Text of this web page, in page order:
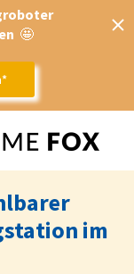
🤩
im